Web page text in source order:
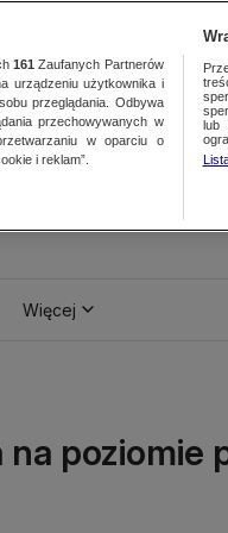
Więcej
poziomie
161 Zaufanych Partnerów
urządzeniu użytkownika i
przeglądania. Odbywa
przechowywanych w
w oparciu o
i reklam”.
lub